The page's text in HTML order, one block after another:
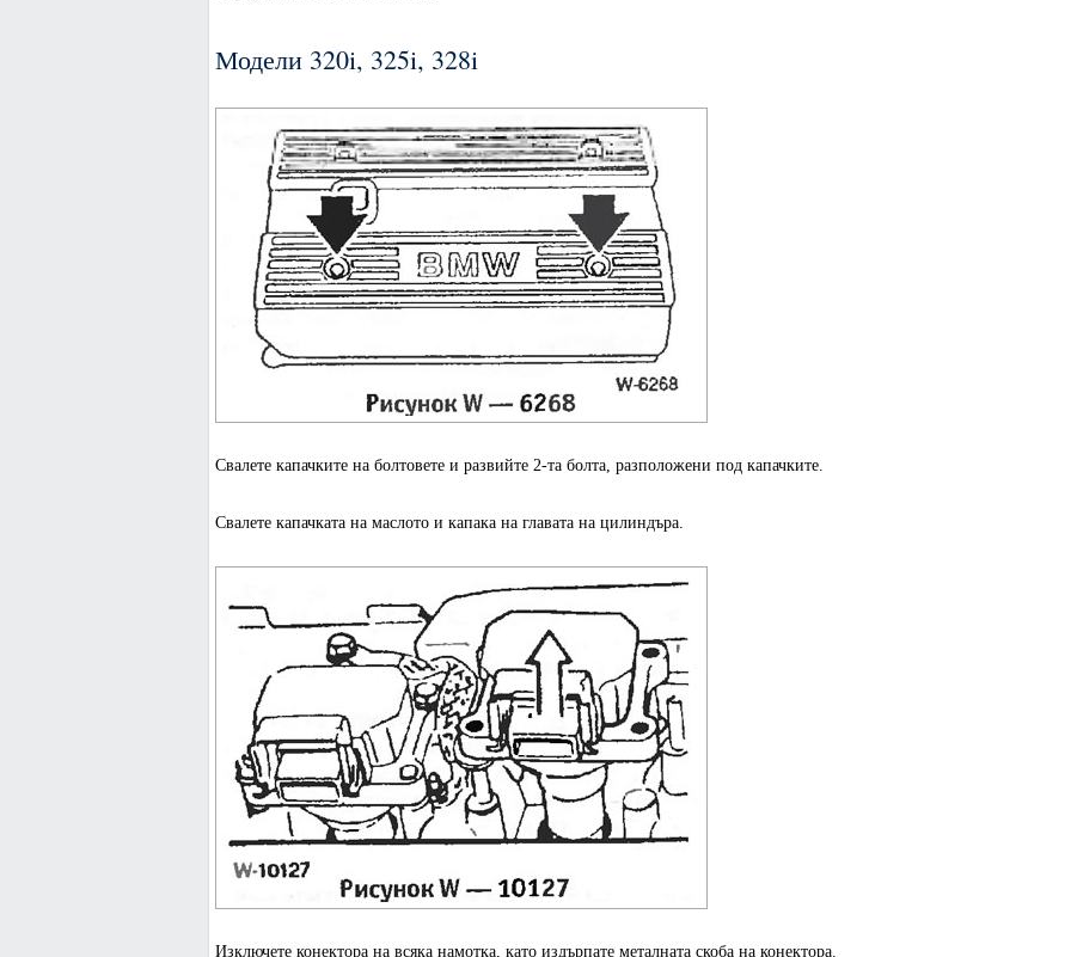
Модели 320i, 325i, 328i
Свалете капачките на болтовете и развийте 2-та болта, разположени под капачките.
Свалете капачката на маслото и капака на главата на цилиндъра.
Изключете конектора на всяка намотка, като издърпате металната скоба на конектора.